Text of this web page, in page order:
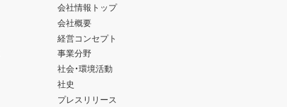
会社情報トップ
会社概要
経営コンセプト
事業分野
社会・環境活動
社史
プレスリリース